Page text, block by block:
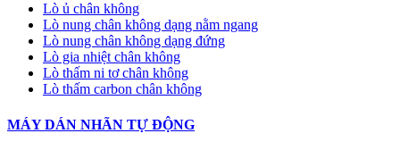
Lò ủ chân không
Lò nung chân không dạng nằm ngang
Lò nung chân không dạng đứng
Lò gia nhiệt chân không
Lò thấm ni tơ chân không
Lò thấm carbon chân không
MÁY DÁN NHÃN TỰ ĐỘNG